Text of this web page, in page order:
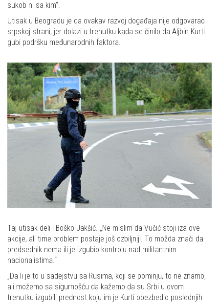
sukob ni sa kim“.
Utisak u Beogradu je da ovakav razvoj događaja nije odgovarao
srpskoj strani, jer dolazi u trenutku kada se činilo da Aljbin Kurti
gubi podršku međunarodnih faktora.
Taj utisak deli i Boško Jakšić. „Ne mislim da Vučić stoji iza ove
akcije, ali time problem postaje još ozbiljniji. To možda znači da
predsednik nema ili je izgubio kontrolu nad militantnim
nacionalistima.“
„Da li je to u sadejstvu sa Rusima, koji se pominju, to ne znamo,
ali možemo sa sigurnošću da kažemo da su Srbi u ovom
trenutku izgubili prednost koju im je Kurti obezbedio poslednjih